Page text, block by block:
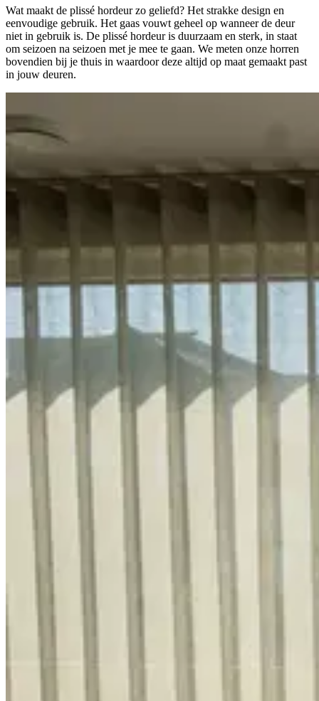
Wat maakt de plissé hordeur zo geliefd? Het strakke design en
eenvoudige gebruik. Het gaas vouwt geheel op wanneer de deur
niet in gebruik is. De plissé hordeur is duurzaam en sterk, in staat
om seizoen na seizoen met je mee te gaan. We meten onze horren
bovendien bij je thuis in waardoor deze altijd op maat gemaakt past
in jouw deuren.